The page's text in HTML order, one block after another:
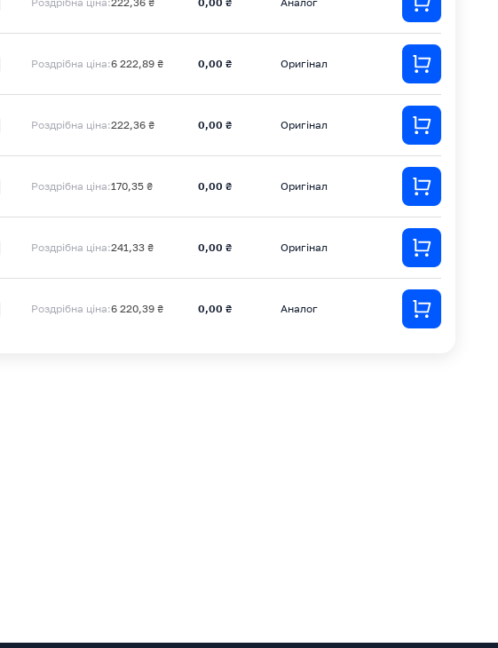
Роздрібна ціна:6 222,89 ₴ 0,00 ₴ Оригінал
Роздрібна ціна:222,36 ₴ 0,00 ₴ Оригінал
Роздрібна ціна:170,35 ₴ 0,00 ₴ Оригінал
Роздрібна ціна:241,33 ₴ 0,00 ₴ Оригінал
Роздрібна ціна:6 220,39 ₴ 0,00 ₴ Аналог